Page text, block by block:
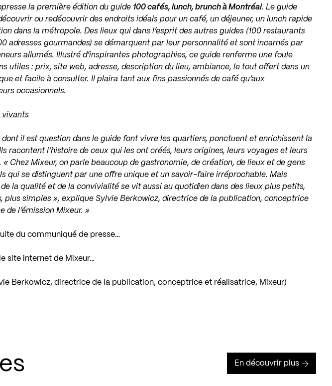
la première édition du guide 100 cafés, lunch, brunch à Montréal. Le guide
ou redécouvrir des endroits idéals pour un café, un déjeuner, un lunch rapide
dans la métropole. Des lieux qui dans l’esprit des autres guides (100 restaurants
adresses gourmandes) se démarquent par leur personnalité et sont incarnés par
allumés. Illustré d’inspirantes photographies, ce guide renferme une foule
utiles : prix, site web, adresse, description du lieu, ambiance, le tout offert dans un
et facile à consulter. Il plaira tant aux fins passionnés de café qu’aux
occasionnels.
vivants
dont il est question dans le guide font vivre les quartiers, ponctuent et enrichissent la
racontent l’histoire de ceux qui les ont créés, leurs origines, leurs voyages et leurs
« Chez Mixeur, on parle beaucoup de gastronomie, de création, de lieux et de gens
qui se distinguent par une offre unique et un savoir-faire irréprochable. Mais
de la qualité et de la convivialité se vit aussi au quotidien dans des lieux plus petits,
plus simples », explique Sylvie Berkowicz, directrice de la publication, conceptrice
de l’émission Mixeur. »
du communiqué de presse…
site internet de Mixeur…
Berkowicz, directrice de la publication, conceptrice et réalisatrice, Mixeur)
En découvrir plus